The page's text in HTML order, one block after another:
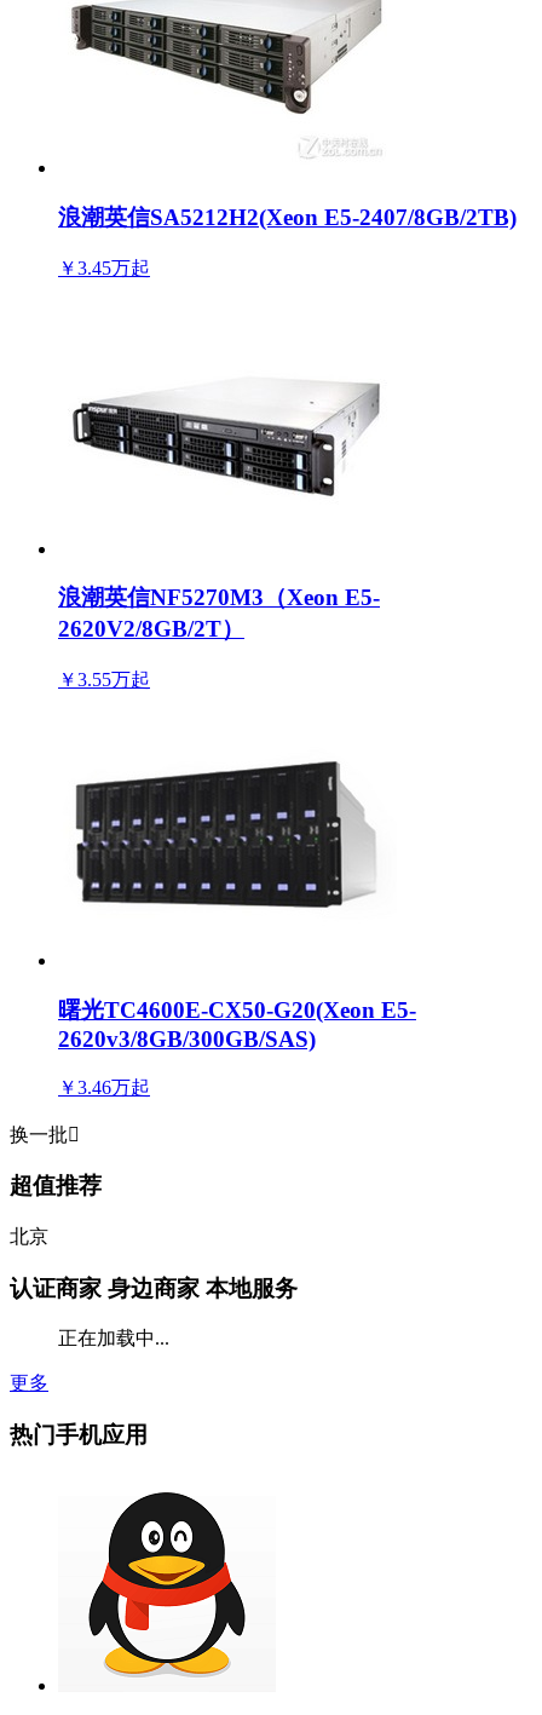
浪潮英信SA5212H2(Xeon E5-2407/8GB/2TB)
￥3.45万起
浪潮英信NF5270M3（Xeon E5-
2620V2/8GB/2T）
￥3.55万起
曙光TC4600E-CX50-G20(Xeon E5-
2620v3/8GB/300GB/SAS)
￥3.46万起
换一批
超值推荐
北京
认证商家 身边商家 本地服务
正在加载中...
更多
热门手机应用